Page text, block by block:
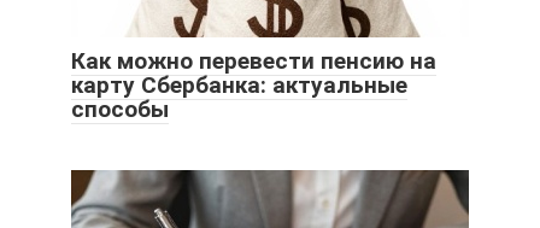
Как можно перевести пенсию на
карту Сбербанка: актуальные
способы